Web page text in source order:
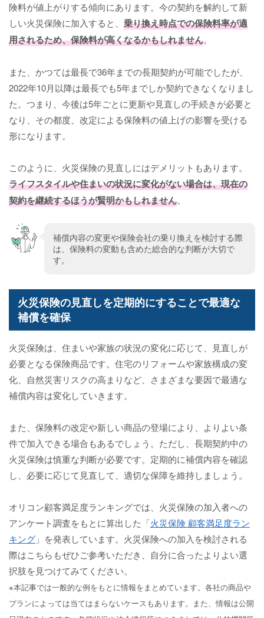
険料が値上がりする傾向にあります。今の契約を解約して新
しい火災保険に加入すると、 乗り換え時点での保険料率が適
用されるため、保険料が高くなるかもしれません。
また、かつては最長で36年までの長期契約が可能でしたが、
2022年10月以降は最長でも5年までしか契約できなくなりまし
た。つまり、今後は5年ごとに更新や見直しの手続きが必要と
なり、その都度、改定による保険料の値上げの影響を受ける
形になります。
このように、火災保険の見直しにはデメリットもあります。
ライフスタイルや住まいの状況に変化がない場合は、現在の
契約を継続するほうが賢明かもしれません。
補償内容の変更や保険会社の乗り換えを検討する際
は、保険料の変動も含めた総合的な判断が大切で
す。
火災保険の見直しを定期的にすることで最適な
補償を確保
火災保険は、住まいや家族の状況の変化に応じて、見直しが
必要となる保険商品です。住宅のリフォームや家族構成の変
化、自然災害リスクの高まりなど、さまざまな要因で最適な
補償内容は変化していきます。
また、保険料の改定や新しい商品の登場により、よりよい条
件で加入できる場合もあるでしょう。ただし、長期契約中の
火災保険は慎重な判断が必要です。定期的に補償内容を確認
し、必要に応じて見直して、適切な保障を維持しましょう。
オリコン顧客満足度ランキングでは、火災保険の加入者への
アンケート調査をもとに算出した「火災保険 顧客満足度ラン
キング 」を発表しています。火災保険への加入を検討される
際はこちらもぜひご参考いただき、自分に合ったよりよい選
択肢を見つけてみてください。
※本記事では一般的な例をもとに情報をまとめています。各社の商品や
プランによっては当てはまらないケースもあります。また、情報は公開